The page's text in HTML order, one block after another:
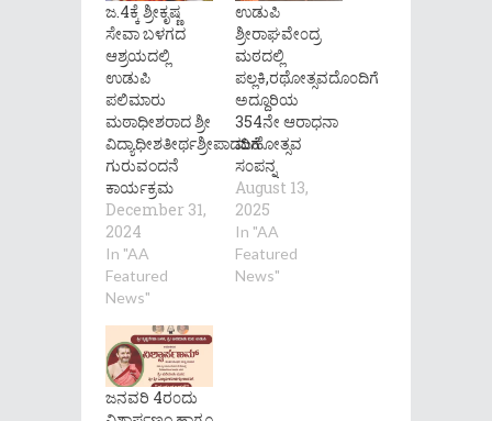
ಜ.4ಕ್ಕೆ ಶ್ರೀಕೃಷ್ಣ
ಸೇವಾ ಬಳಗದ
ಆಶ್ರಯದಲ್ಲಿ
ಉಡುಪಿ
ಪಲಿಮಾರು
ಮಠಾಧೀಶರಾದ ಶ್ರೀ
ವಿದ್ಯಾಧೀಶತೀರ್ಥಶ್ರೀಪಾದರಿಗೆ
ಗುರುವಂದನೆ
ಕಾರ್ಯಕ್ರಮ
December 31,
2024
In "AA
Featured
News"
ಉಡುಪಿ
ಶ್ರೀರಾಘವೇ೦ದ್ರ
ಮಠದಲ್ಲಿ
ಪಲ್ಲಕಿ,ರಥೋತ್ಸವದೊ೦ದಿಗೆ
ಅದ್ದೂರಿಯ
354ನೇ ಆರಾಧನಾ
ಮಹೋತ್ಸವ
ಸ೦ಪನ್ನ
August 13,
2025
In "AA
Featured
News"
ಜನವರಿ 4ರ೦ದು